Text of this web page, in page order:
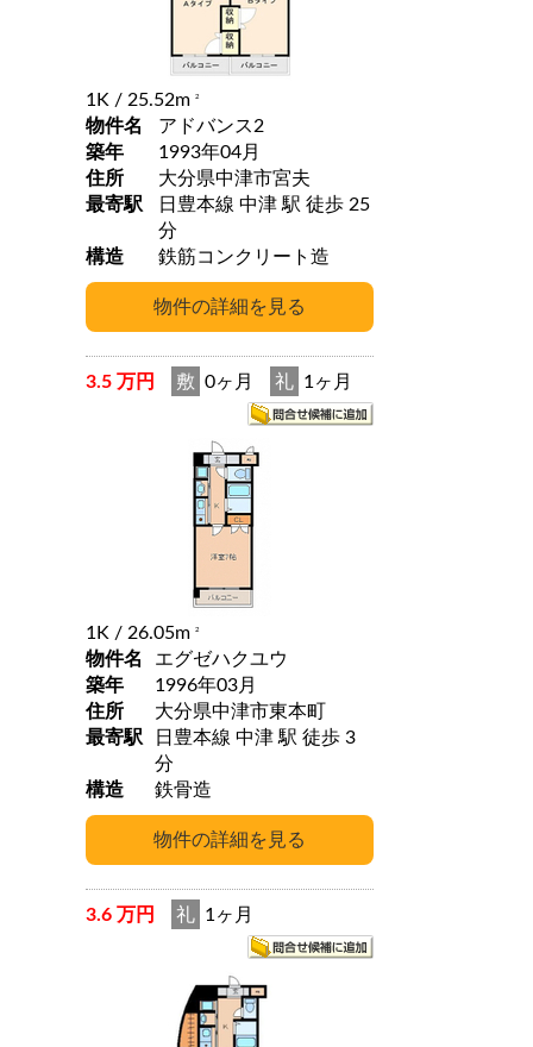
1K / 25.52m 2
物件名
アドバンス2
築年
1993年04月
住所
大分県中津市宮夫
最寄駅
日豊本線 中津 駅 徒歩 25
分
構造
鉄筋コンクリート造
3.5 万円 敷 0ヶ月 礼 1ヶ月
1K / 26.05m 2
物件名
エグゼハクユウ
築年
1996年03月
住所
大分県中津市東本町
最寄駅
日豊本線 中津 駅 徒歩 3
分
構造
鉄骨造
3.6 万円 礼 1ヶ月